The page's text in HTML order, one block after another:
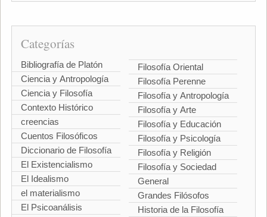
Categorías
Bibliografía de Platón
Ciencia y Antropología
Ciencia y Filosofía
Contexto Histórico
creencias
Cuentos Filosóficos
Diccionario de Filosofía
El Existencialismo
El Idealismo
el materialismo
El Psicoanálisis
Filosofía Oriental
Filosofía Perenne
Filosofía y Antropología
Filosofía y Arte
Filosofía y Educación
Filosofía y Psicología
Filosofía y Religión
Filosofía y Sociedad
General
Grandes Filósofos
Historia de la Filosofía